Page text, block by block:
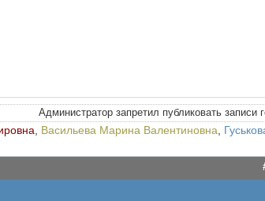
Администратор запретил публиковать записи
Васильева Марина Валентиновна